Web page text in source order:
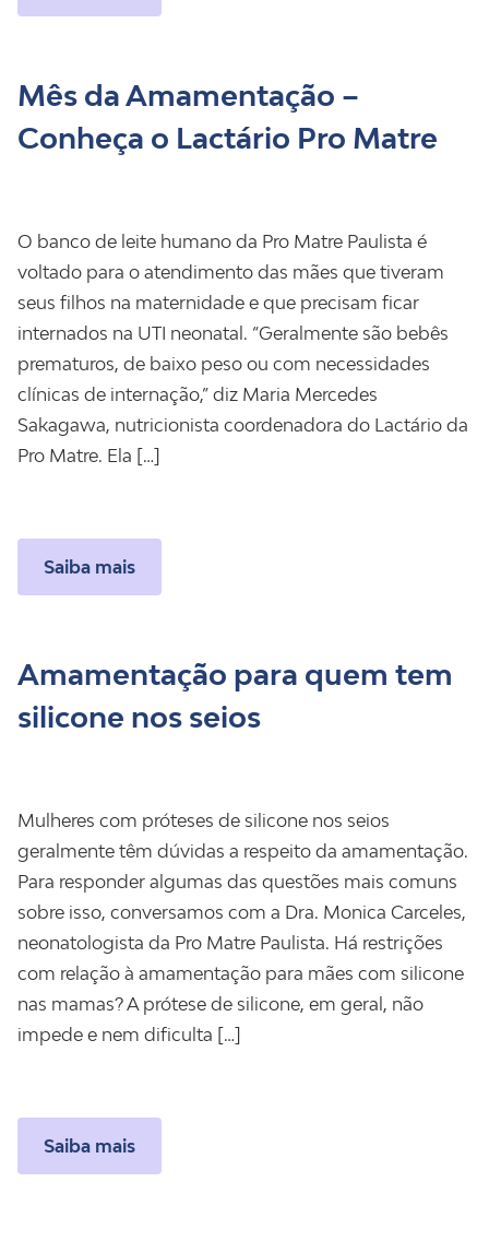
Mês da Amamentação –
Conheça o Lactário Pro Matre
O banco de leite humano da Pro Matre Paulista é
voltado para o atendimento das mães que tiveram
seus filhos na maternidade e que precisam ficar
internados na UTI neonatal. “Geralmente são bebês
prematuros, de baixo peso ou com necessidades
clínicas de internação,” diz Maria Mercedes
Sakagawa, nutricionista coordenadora do Lactário da
Pro Matre. Ela […]
Saiba mais
Amamentação para quem tem
silicone nos seios
Mulheres com próteses de silicone nos seios
geralmente têm dúvidas a respeito da amamentação.
Para responder algumas das questões mais comuns
sobre isso, conversamos com a Dra. Monica Carceles,
neonatologista da Pro Matre Paulista. Há restrições
com relação à amamentação para mães com silicone
nas mamas? A prótese de silicone, em geral, não
impede e nem dificulta […]
Saiba mais